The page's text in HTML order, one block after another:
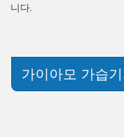
니다.
가이아모 가습